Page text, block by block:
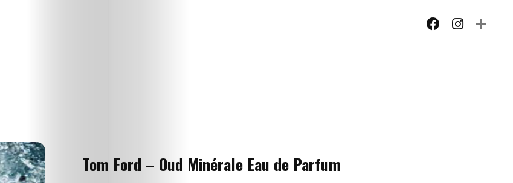
Tom Ford – Oud Minérale Eau de Parfum